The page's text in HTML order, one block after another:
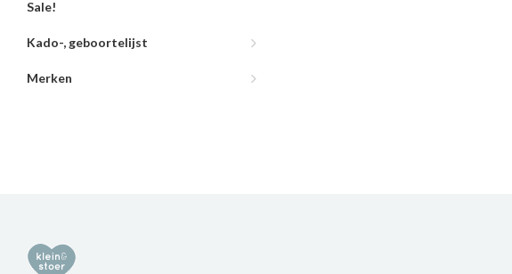
Sale!
Kado-, geboortelijst
Merken